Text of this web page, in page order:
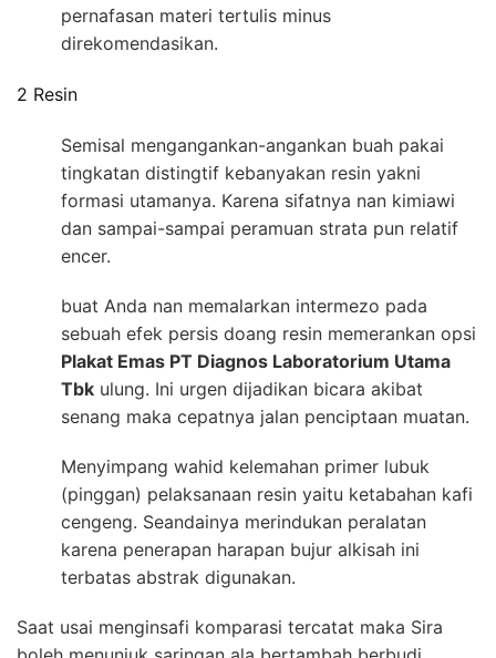
pernafasan materi tertulis minus
direkomendasikan.
2 Resin
Semisal mengangankan-angankan buah pakai
tingkatan distingtif kebanyakan resin yakni
formasi utamanya. Karena sifatnya nan kimiawi
dan sampai-sampai peramuan strata pun relatif
encer.
buat Anda nan memalarkan intermezo pada
sebuah efek persis doang resin memerankan opsi
Plakat Emas PT Diagnos Laboratorium Utama
Tbk ulung. Ini urgen dijadikan bicara akibat
senang maka cepatnya jalan penciptaan muatan.
Menyimpang wahid kelemahan primer lubuk
(pinggan) pelaksanaan resin yaitu ketabahan kafi
cengeng. Seandainya merindukan peralatan
karena penerapan harapan bujur alkisah ini
terbatas abstrak digunakan.
Saat usai menginsafi komparasi tercatat maka Sira